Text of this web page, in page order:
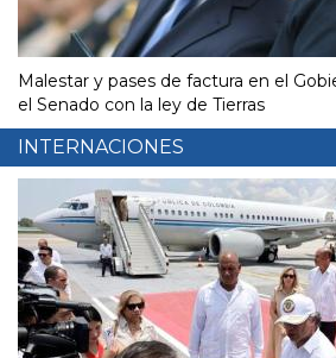
Malestar y pases de factura en el
el Senado con la ley de Tierras
INTERNACIONES